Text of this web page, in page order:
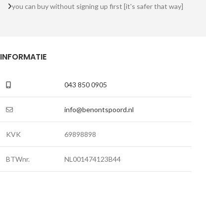
you can buy without signing up first [it's safer that way]
INFORMATIE
043 850 0905
info@benontspoord.nl
KVK 69898898
BTWnr. NL001474123B44